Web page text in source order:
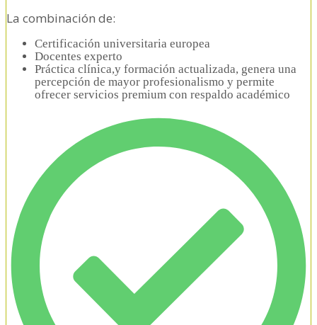
La combinación de:
Certificación universitaria europea
Docentes experto
Práctica clínica,y formación actualizada, genera una
percepción de mayor profesionalismo y permite
ofrecer servicios premium con respaldo académico